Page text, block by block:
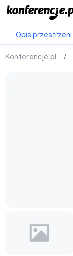
Opis przestrzeni
Konferencje.pl /